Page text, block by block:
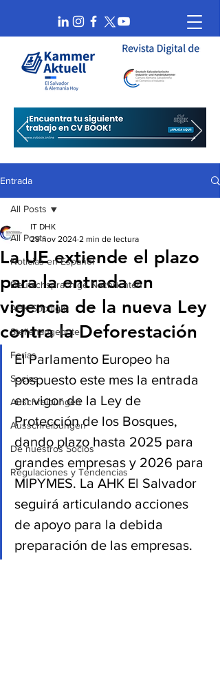
Entrada
All Posts
Noticias en Español
Deutschsprachige Nachrichten
AHK Spotlight
Stellenangebote
Ferias
Socios
Auschreibungen
Ausschreibungen
De nuestros Socios
Regulaciones y Tendencias
All Posts
La UE extiende el plazo
para la entrada en
vigencia de la nueva Ley
contra la Deforestación
IT DHK
29 nov 2024 2 min de lectura
El Parlamento Europeo ha
pospuesto este mes la entrada
en vigor de la Ley de
Protección de los Bosques,
dando plazo hasta 2025 para
grandes empresas y 2026 para
MIPYMES. La AHK El Salvador
seguirá articulando acciones
de apoyo para la debida
preparación de las empresas.